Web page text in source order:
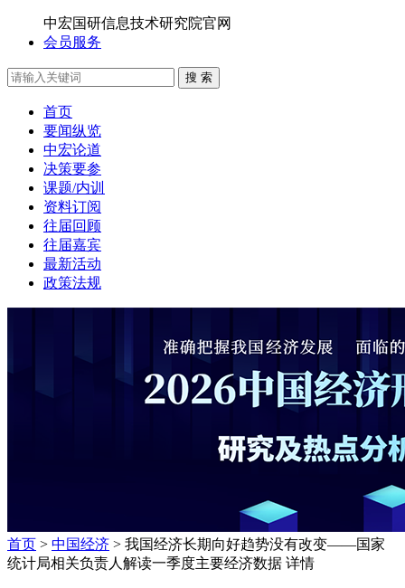
中宏国研信息技术研究院官网
会员服务
搜 索
首页
要闻纵览
中宏论道
决策要参
课题/内训
资料订阅
往届回顾
往届嘉宾
最新活动
政策法规
首页 > 中国经济 > 我国经济长期向好趋势没有改变——国家
统计局相关负责人解读一季度主要经济数据 详情